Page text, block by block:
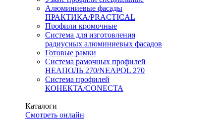
Алюминиевые фасады
ПРАКТИКА/PRACTICAL
Профили кромочные
Система для изготовления
радиусных алюминиевых фасадов
Готовые рамки
Система рамочных профилей
НЕАПОЛЬ 270/NEAPOL 270
Система профилей
КОНЕКТА/CONECTA
Каталоги
Смотреть онлайн